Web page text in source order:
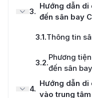
3.
Hướng dẫn di
đến sân bay
3.1.Thông tin
3.2.
Phương
đến sân
4.
Hướng dẫn di
vào trung